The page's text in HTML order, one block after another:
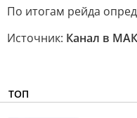
По итогам рейда
Источник: Канал в
ТОП